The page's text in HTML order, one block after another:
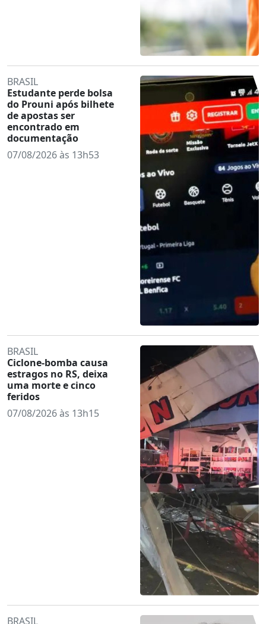
BRASIL
Estudante perde bolsa
do Prouni após bilhete
de apostas ser
encontrado em
documentação
07/08/2026 às 13h53
BRASIL
Ciclone-bomba causa
estragos no RS, deixa
uma morte e cinco
feridos
07/08/2026 às 13h15
BRASIL